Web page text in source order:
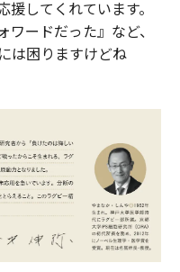
してくれています。
ードだった』など、
は困りますけどね